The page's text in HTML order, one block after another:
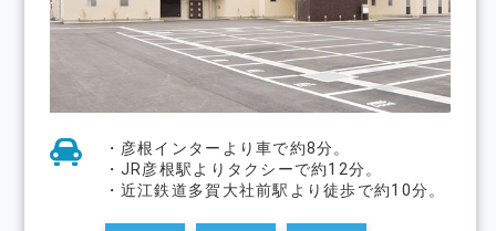
・彦根インターより⾞で約8分。
・JR彦根駅よりタクシーで約12分。
・近江鉄道多賀大社前駅より徒歩で約10分。